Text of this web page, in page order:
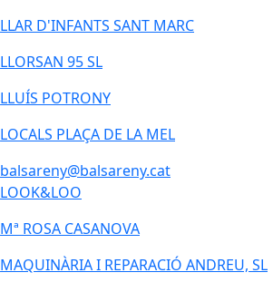
LLAR D'INFANTS SANT MARC
LLAR D'INFANTS SANT MARC
LLORSAN 95 SL
LLUÍS POTRONY
LOCALS PLAÇA DE LA MEL
balsareny@balsareny.cat
LOOK&LOO
Mª ROSA CASANOVA
MAQUINÀRIA I REPARACIÓ ANDREU, SL